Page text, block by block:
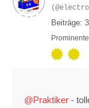
Beiträge:
@Praktiker -